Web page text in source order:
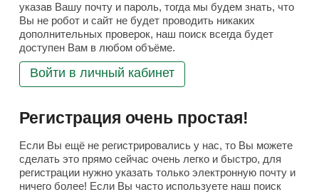
указав Вашу почту и пароль, тогда мы будем знать, что
Вы не робот и сайт не будет проводить никаких
дополнительных проверок, наш поиск всегда будет
доступен Вам в любом объёме.
Войти в личный кабинет
Регистрация очень простая!
Если Вы ещё не регистрировались у нас, то Вы можете
сделать это прямо сейчас очень легко и быстро, для
регистрации нужно указать только электронную почту и
ничего более! Если Вы часто используете наш поиск